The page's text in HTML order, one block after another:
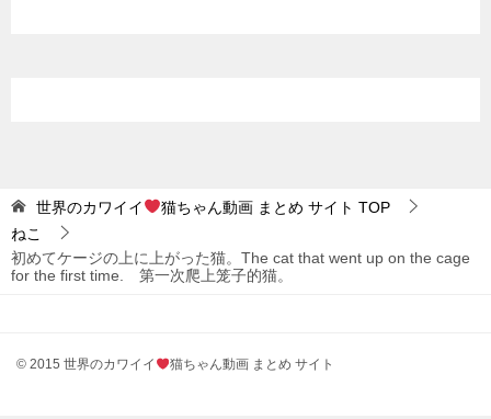
世界のカワイイ 猫ちゃん動画 まとめ サイト TOP
ねこ
初めてケージの上に上がった猫。The cat that went up on the cage
for the first time. 第一次爬上笼子的猫。
© 2015 世界のカワイイ 猫ちゃん動画 まとめ サイト